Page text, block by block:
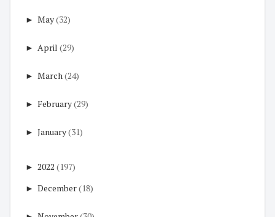
► May(32)
► April (29)
► March(24)
► February(29)
► January(31)
► 2022 (197)
► December(18)